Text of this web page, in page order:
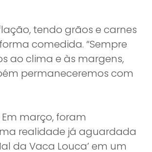
tendo grãos e carnes
comedida. “Sempre
ao clima e às margens,
permaneceremos com
março, foram
realidade já aguardada
da Vaca Louca’ em um